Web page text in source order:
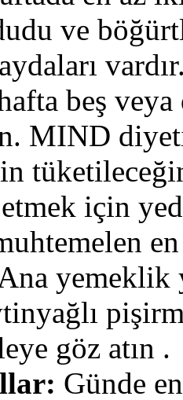
ve
beş
MIND
için
Ana yemeklik
göz atın .
Günde